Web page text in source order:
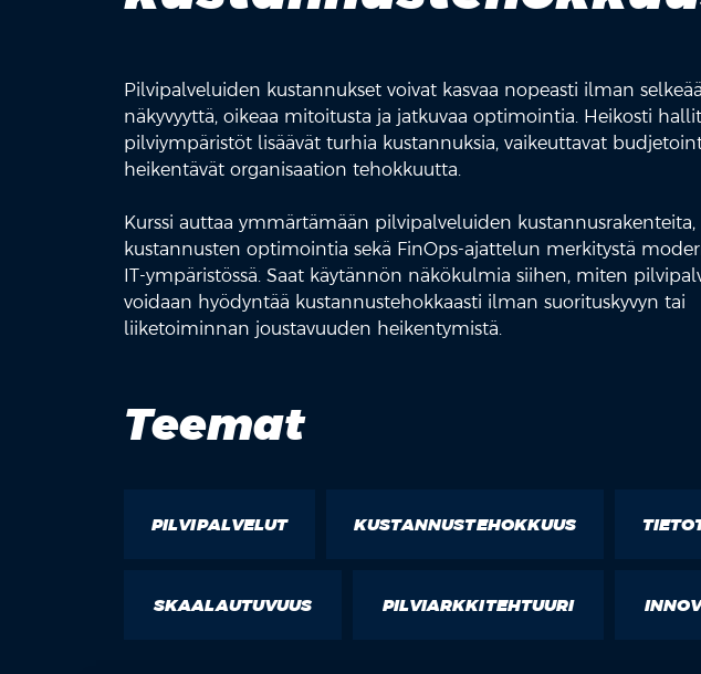
Pilvipalveluiden kustannukset voivat kasvaa nopeasti ilman selkeää
näkyvyyttä, oikeaa mitoitusta ja jatkuvaa optimointia. Heikosti
pilviympäristöt lisäävät turhia kustannuksia, vaikeuttavat
heikentävät organisaation tehokkuutta.
Kurssi auttaa ymmärtämään pilvipalveluiden kustannusrakenteita,
kustannusten optimointia sekä FinOps-ajattelun merkitystä
IT-ympäristössä. Saat käytännön näkökulmia siihen, miten
voidaan hyödyntää kustannustehokkaasti ilman suorituskyvyn tai
liiketoiminnan joustavuuden heikentymistä.
Teemat
PILVIPALVELUT KUSTANNUSTEHOKKUUS
SKAALAUTUVUUS PILVIARKKITEHTUURI